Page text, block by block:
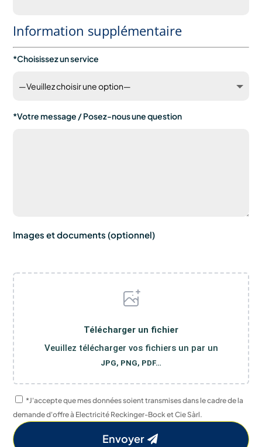
Information supplémentaire
*Choisissez un service
*Votre message / Posez-nous une question
Images et documents (optionnel)
Télécharger un fichier
Veuillez télécharger vos fichiers un par un
JPG, PNG, PDF…
*J'accepte que mes données soient transmises dans le cadre de la
demande d'offre à Electricité Reckinger-Bock et Cie Sàrl.
Envoyer